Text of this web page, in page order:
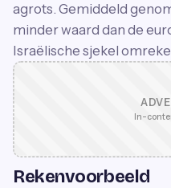
agrots. Gemiddeld
minder waard dan de
Israëlische sjekel
In-
Rekenvoorbeeld